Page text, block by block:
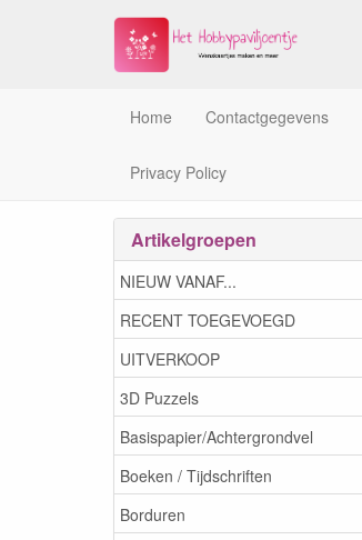
Home Contactgegevens
Privacy Policy
Artikelgroepen
NIEUW VANAF...
RECENT TOEGEVOEGD
UITVERKOOP
3D Puzzels
Basispapier/Achtergrondvel
Boeken / Tijdschriften
Borduren